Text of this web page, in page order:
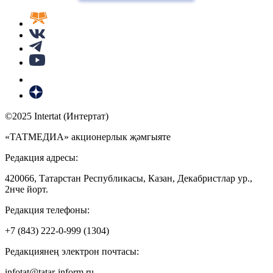
©2025 Intertat (Интертат)
«ТАТМЕДИА» акционерлык җәмгыяте
Редакция адресы:
420066, Татарстан Республикасы, Казан, Декабристлар ур.,
2нче йорт.
Редакция телефоны:
+7 (843) 222-0-999 (1304)
Редакциянең электрон почтасы: